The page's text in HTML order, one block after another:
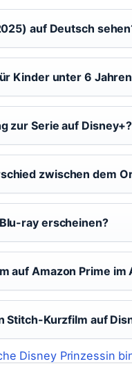
auf Deutsch
Kinder unter 6
zur Serie auf Disney+?
zwischen dem
ray erscheinen?
auf Amazon Prime im
Stitch-Kurzfilm auf
Disney Prinzessin